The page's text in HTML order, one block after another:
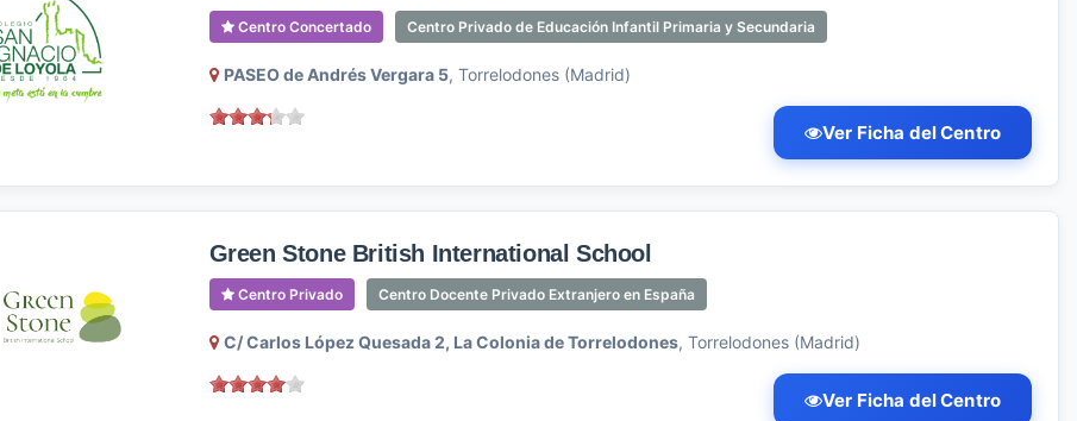
Centro Concertado Centro Privado de Educación Infantil Primaria y Secundaria
PASEO de Andrés Vergara 5, Torrelodones (Madrid)
Ver Ficha del Centro
Green Stone British International School
Centro Privado Centro Docente Privado Extranjero en España
C/ Carlos López Quesada 2, La Colonia de Torrelodones, Torrelodones (Madrid)
Ver Ficha del Centro